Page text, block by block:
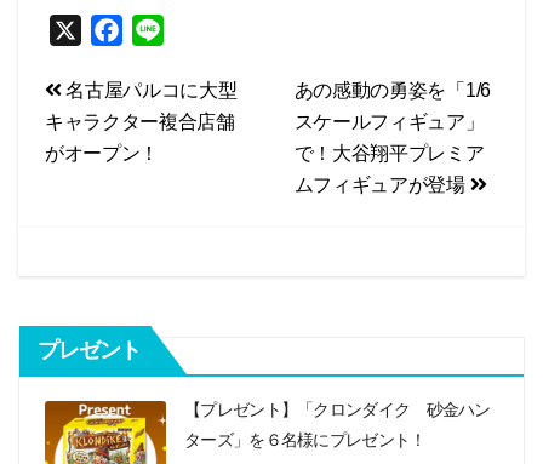
c
e
b
n
e
投
稿
シ
ョ
ン
あの感動の勇姿を「1/6
スケールフィギュア」
で！大谷翔平プレミア
ムフィギュアが登場
名古屋パルコに大型
キャラクター複合店舗
がオープン！
プレゼント
【プレゼント】「クロンダイク 砂金ハン
ターズ」を６名様にプレゼント！